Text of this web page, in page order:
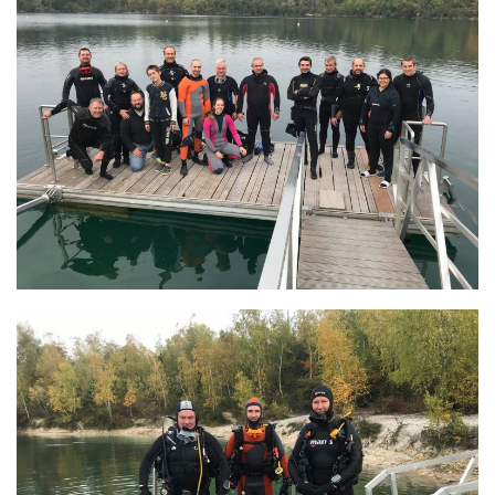
Fosse
Sorties techniques
APNEE
SORTIES
Sorties 2026
Sorties 2025
Sorties 2024
Sorties 2023
Sorties 2021
Sorties 2020
Sorties 2019
Sorties 2018